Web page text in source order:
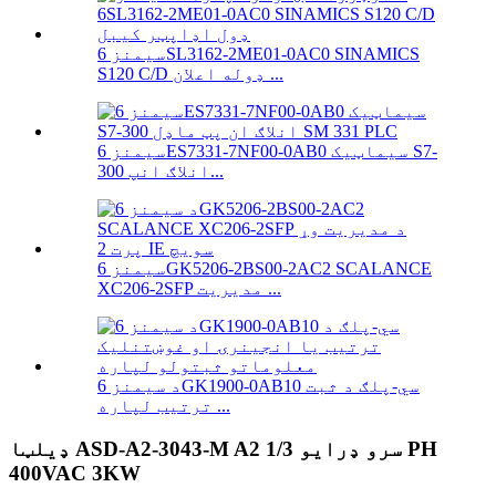
سیمنز 6SL3162-2ME01-0AC0 SINAMICS
S120 C/D ډوله اعلان ...
سیمنز 6ES7331-7NF00-0AB0 سیماټیک S7-
300 انلاګ انپ...
سیمنز 6GK5206-2BS00-2AC2 SCALANCE
XC206-2SFP مدیریت ...
د سیمنز 6GK1900-0AB10 سي-پلګ د ثبت
ترتیب لپاره ...
ډیلټا ASD-A2-3043-M A2 سرو ډرایو 1/3 PH
400VAC 3KW